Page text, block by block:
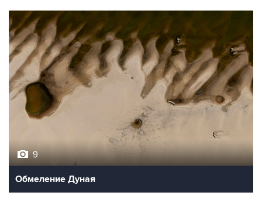
9
Обмеление Дуная